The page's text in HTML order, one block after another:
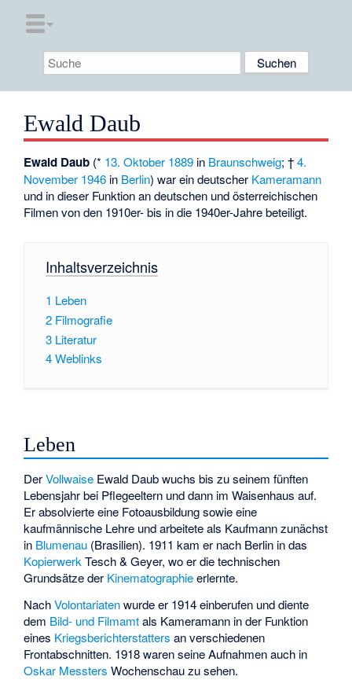
Ewald Daub
Ewald Daub (* 13. Oktober 1889 in Braunschweig; †4.
November 1946 in Berlin) war ein deutscher Kameramann
und in dieser Funktion an deutschen und österreichischen
Filmen von den 1910er- bis in die 1940er-Jahre beteiligt.
Inhaltsverzeichnis
1 Leben
2 Filmografie
3 Literatur
4Weblinks
Leben
DerVollwaise Ewald Daub wuchs bis zu seinem fünften
Lebensjahr bei Pflegeeltern und dann im Waisenhaus auf.
Er absolvierte eine Fotoausbildung sowie eine
kaufmännische Lehre und arbeitete als Kaufmann zunächst
in Blumenau (Brasilien). 1911 kam er nach Berlin in das
Kopierwerk Tesch & Geyer, wo er die technischen
Grundsätze der Kinematographieerlernte.
NachVolontariatenwurde er 1914 einberufen und diente
dem Bild- und Filmamtals Kameramann in der Funktion
eines Kriegsberichterstatters an verschiedenen
Frontabschnitten. 1918 waren seine Aufnahmen auch in
Oskar Messters Wochenschau zu sehen.